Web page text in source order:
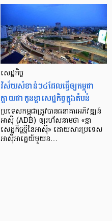
សេដ្ឋកិច្ច​
វិស័យ​សំខាន់ៗ​៤​ដែល​ធ្វើ​ឲ្យ​កម្ពុជា​
ក្លាយ​ជា​កូន​ខ្លា​សេដ្ឋកិច្ច​ក្នុង​តំបន់
ប្រទេស​កម្ពុជា​ត្រូវ​បាន​ធនាគារ​អភិវឌ្ឍន៍​
អាស៊ី (ADB) ឲ្យ​រហ័ស​នាមថា «ខ្លា​
សេដ្ឋកិច្ច​ថ្មី​នៃ​អាស៊ី» ដោយសារ​ប្រទេស​
អាស៊ី​អាគ្នេយ៍​មួយ​ន…